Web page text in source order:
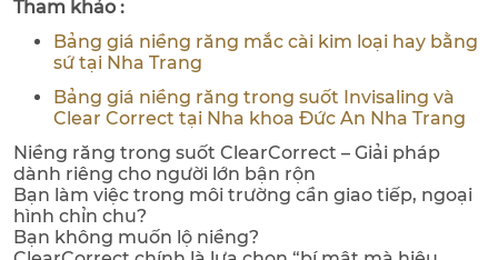
Tham khảo :
Bảng giá niềng răng mắc cài kim loại hay bằng
sứ tại Nha Trang
Bảng giá niềng răng trong suốt Invisaling và
Clear Correct tại Nha khoa Đức An Nha Trang
Niềng răng trong suốt ClearCorrect – Giải pháp
dành riêng cho người lớn bận rộn
Bạn làm việc trong môi trường cần giao tiếp, ngoại
hình chỉn chu?
Bạn không muốn lộ niềng?